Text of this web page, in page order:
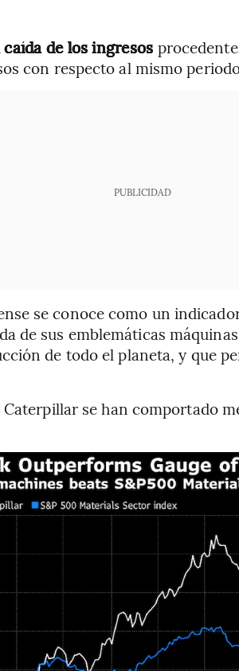
de los ingresos
con respecto al mismo
PUBLICIDAD
se conoce como un
de sus emblemáticas
de todo el planeta, y que
se han comportado